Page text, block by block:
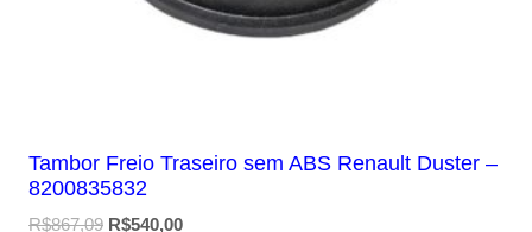
Tambor Freio Traseiro sem ABS Renault Duster –
8200835832
R$867,09 O
R$540,00O